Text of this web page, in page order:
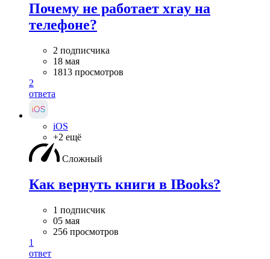
Почему не работает xray на
телефоне?
2 подписчика
18 мая
1813 просмотров
2
ответа
iOS
+2 ещё
Сложный
Как вернуть книги в IBooks?
1 подписчик
05 мая
256 просмотров
1
ответ